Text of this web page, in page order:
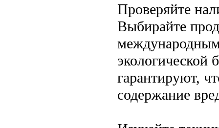
Проверяйте
Выбирайте
экологической
гарантируют,
содержание